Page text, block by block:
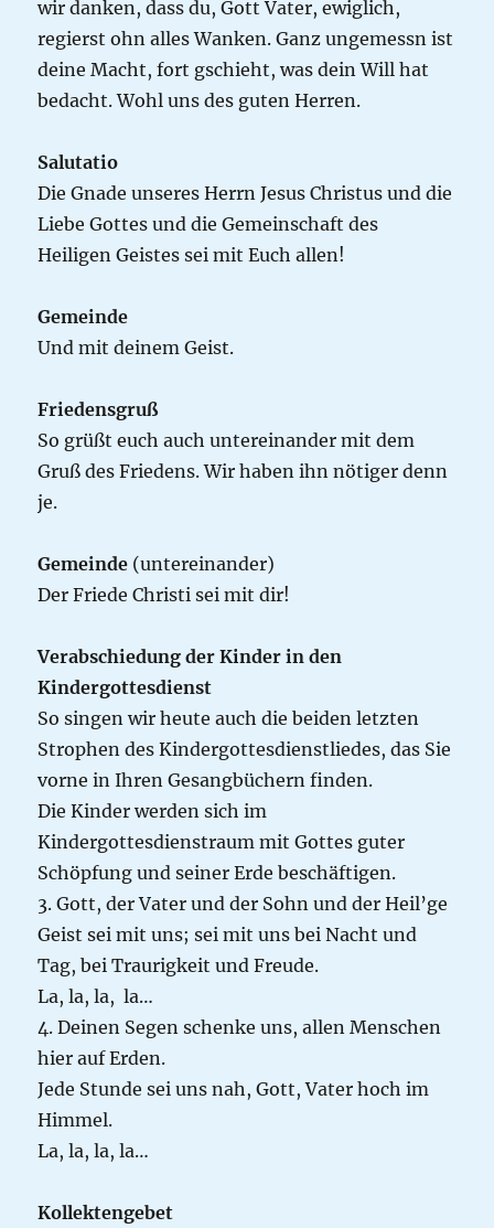
wir danken, dass du, Gott Vater, ewiglich,
regierst ohn alles Wanken. Ganz ungemessn ist
deine Macht, fort gschieht, was dein Will hat
bedacht. Wohl uns des guten Herren.
Salutatio
Die Gnade unseres Herrn Jesus Christus und die
Liebe Gottes und die Gemeinschaft des
Heiligen Geistes sei mit Euch allen!
Gemeinde
Und mit deinem Geist.
Friedensgruß
So grüßt euch auch untereinander mit dem
Gruß des Friedens. Wir haben ihn nötiger denn
je.
Gemeinde (untereinander)
Der Friede Christi sei mit dir!
Verabschiedung der Kinder in den
Kindergottesdienst
So singen wir heute auch die beiden letzten
Strophen des Kindergottesdienstliedes, das Sie
vorne in Ihren Gesangbüchern finden.
Die Kinder werden sich im
Kindergottesdienstraum mit Gottes guter
Schöpfung und seiner Erde beschäftigen.
3. Gott, der Vater und der Sohn und der Heil’ge
Geist sei mit uns; sei mit uns bei Nacht und
Tag, bei Traurigkeit und Freude.
La, la, la, la…
4. Deinen Segen schenke uns, allen Menschen
hier auf Erden.
Jede Stunde sei uns nah, Gott, Vater hoch im
Himmel.
La, la, la, la…
Kollektengebet